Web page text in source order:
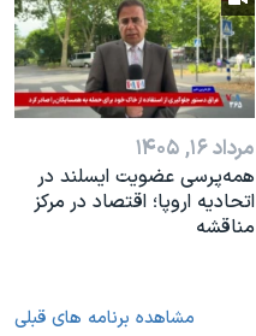
مرداد ۱۶, ۱۴۰۵
همه‌پرسی عضویت ایسلند در
اتحادیه اروپا؛ اقتصاد در مرکز
مناقشه
مشاهده برنامه های قبلی